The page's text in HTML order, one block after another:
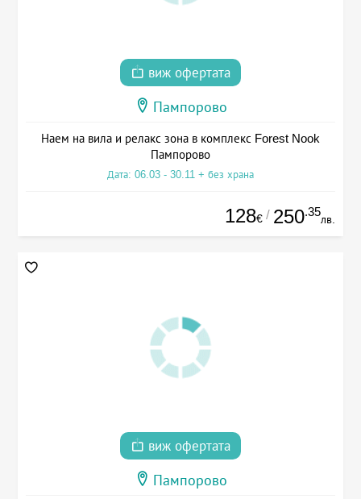
виж офертата
Пампорово
Наем на вила и релакс зона в комплекс Forest Nook
Пампорово
Дата: 06.03 - 30.11 + без храна
128€ / 250.35
лв.
виж офертата
Пампорово